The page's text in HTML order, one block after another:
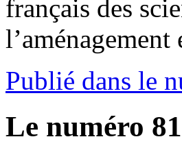
français des
Publié dans le
Le numéro